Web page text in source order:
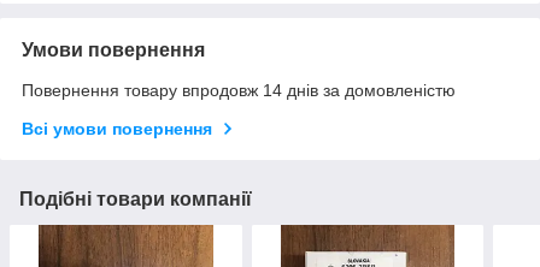
Умови повернення
Повернення товару впродовж 14 днів за домовленістю
Всі умови повернення
Подібні товари компанії